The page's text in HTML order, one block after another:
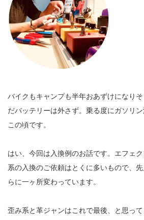
バイクもキャンプも半年おあずけになり
だバッテリーは外さず。乗る度にガソリ
この頃です。
はい、今回は入換例のお話です。エフェ
系の入換のご依頼はとくに多いもので、
らに一ヶ所変わっています。
歪み系と革ジャンはこれで最後、と思っ